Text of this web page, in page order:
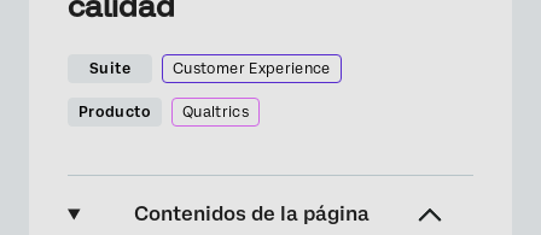
Suite Customer Experience
Producto Qualtrics
Contenidos de la página